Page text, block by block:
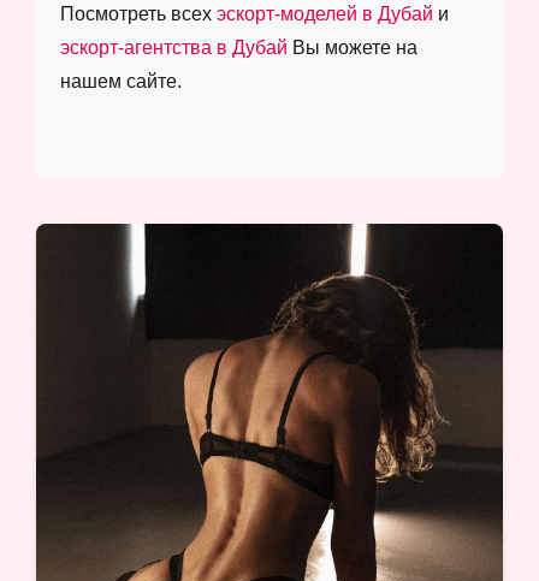
Посмотреть всех эскорт-моделей в Дубай и
эскорт-агентства в Дубай Вы можете на
нашем сайте.